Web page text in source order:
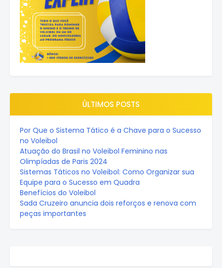
ÚLTIMOS POSTS
Por Que o Sistema Tático é a Chave para o Sucesso
no Voleibol
Atuação do Brasil no Voleibol Feminino nas
Olimpíadas de Paris 2024
Sistemas Táticos no Voleibol: Como Organizar sua
Equipe para o Sucesso em Quadra
Benefícios do Voleibol
Sada Cruzeiro anuncia dois reforços e renova com
peças importantes